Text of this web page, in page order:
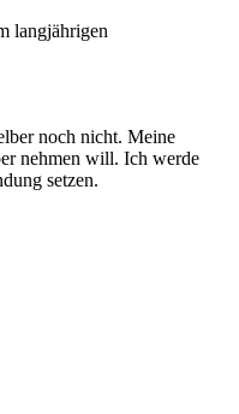
langjährigen
noch nicht. Meine
nehmen will. Ich werde
setzen.